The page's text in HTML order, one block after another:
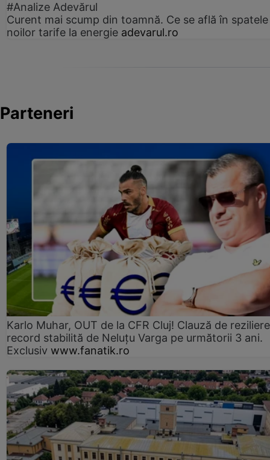
#Analize Adevărul
Curent mai scump din toamnă. Ce se află în spatele
noilor tarife la energie adevarul.ro
Parteneri
Karlo Muhar, OUT de la CFR Cluj! Clauză de reziliere
record stabilită de Neluțu Varga pe următorii 3 ani.
Exclusiv www.fanatik.ro